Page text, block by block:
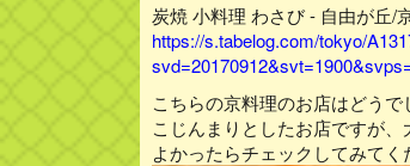
炭焼 小料理 わさび - 自由が丘/
https://s.tabelog.com/tokyo/
こちらの京料理のお店はどうで
こじんまりとしたお店ですが
よかったらチェックしてみてく